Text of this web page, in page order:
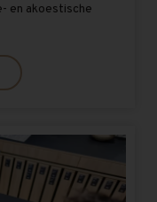
en akoestische